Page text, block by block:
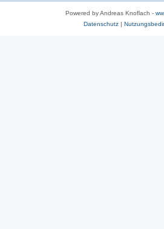
Powered by Andreas Knoflach -
Datenschutz|